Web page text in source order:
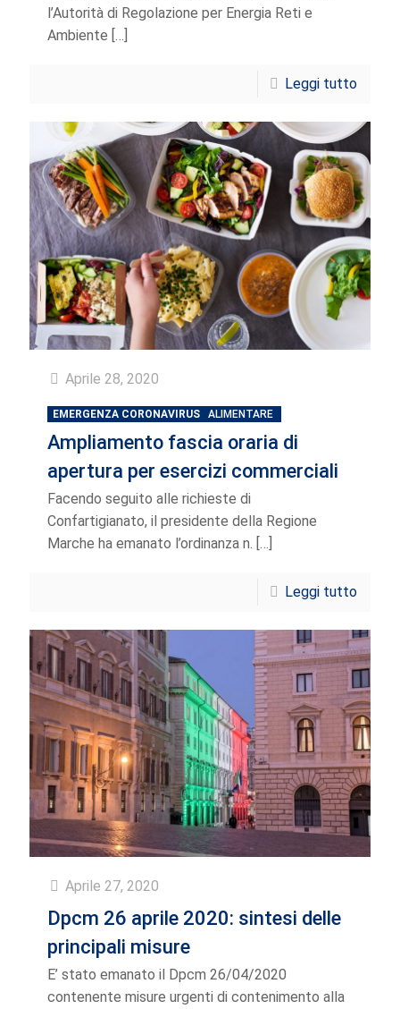
l’Autorità di Regolazione per Energia Reti e
Ambiente […]
Leggi tutto
Aprile 28, 2020
EMERGENZA CORONAVIRUS ALIMENTARE
Ampliamento fascia oraria di
apertura per esercizi commerciali
Facendo seguito alle richieste di
Confartigianato, il presidente della Regione
Marche ha emanato l’ordinanza n. […]
Leggi tutto
Aprile 27, 2020
Dpcm 26 aprile 2020: sintesi delle
principali misure
E’ stato emanato il Dpcm 26/04/2020
contenente misure urgenti di contenimento alla